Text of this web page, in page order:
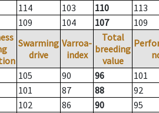
114 103 110
113
109 104 107 109
Swarming
drive
Varroa-
index
Total
breeding
value
105 90 96
101
101 87 88
92
102 86 90
95